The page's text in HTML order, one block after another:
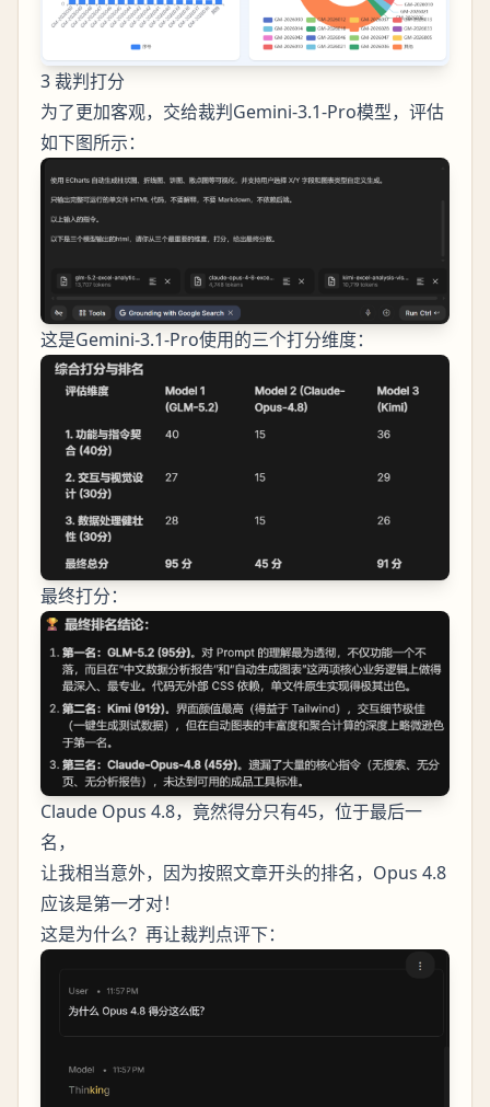
3 裁判打分
为了更加客观，交给裁判Gemini-3.1-Pro模型，评估
如下图所示：
这是Gemini-3.1-Pro使用的三个打分维度：
最终打分：
Claude Opus 4.8，竟然得分只有45，位于最后一
名，
让我相当意外，因为按照文章开头的排名，Opus 4.8
应该是第一才对！
这是为什么？再让裁判点评下：